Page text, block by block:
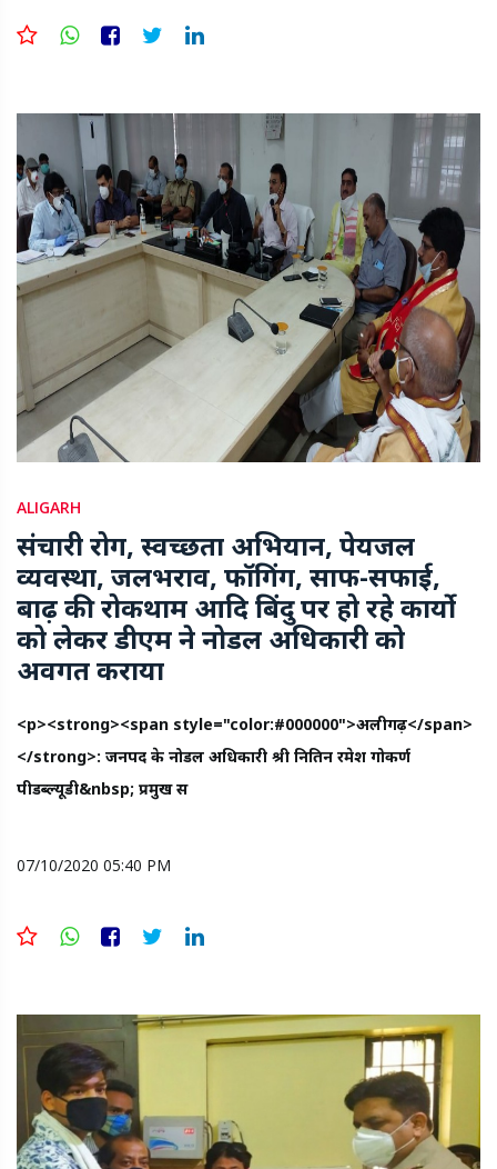
ALIGARH
संचारी रोग, स्वच्छता अभियान, पेयजल
व्यवस्था, जलभराव, फॉगिंग, साफ-सफाई,
बाढ़ की रोकथाम आदि बिंदु पर हो रहे कार्यो
को लेकर डीएम ने नोडल अधिकारी को
अवगत कराया
<p><strong><span style="color:#000000">अलीगढ़</span>
</strong>: जनपद के नोडल अधिकारी श्री नितिन रमेश गोकर्ण
पीडब्ल्यूडी&nbsp; प्रमुख स
07/10/2020 05:40 PM